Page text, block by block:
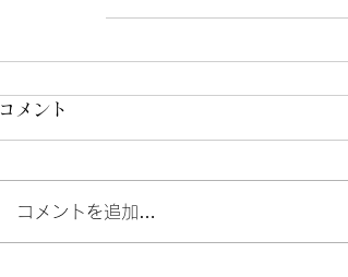
コメント
コメントを追加…